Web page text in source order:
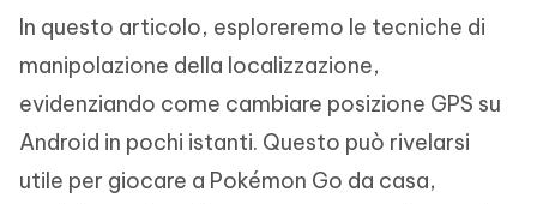
In questo articolo, esploreremo le tecniche di
manipolazione della localizzazione,
evidenziando come cambiare posizione GPS su
Android in pochi istanti. Questo può rivelarsi
utile per giocare a Pokémon Go da casa,